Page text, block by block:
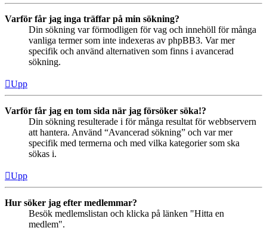
Varför får jag inga träffar på min sökning?
Din sökning var förmodligen för vag och innehöll för många
vanliga termer som inte indexeras av phpBB3. Var mer
specifik och använd alternativen som finns i avancerad
sökning.
Upp
Varför får jag en tom sida när jag försöker söka!?
Din sökning resulterade i för många resultat för webbservern
att hantera. Använd “Avancerad sökning” och var mer
specifik med termerna och med vilka kategorier som ska
sökas i.
Upp
Hur söker jag efter medlemmar?
Besök medlemslistan och klicka på länken "Hitta en
medlem".